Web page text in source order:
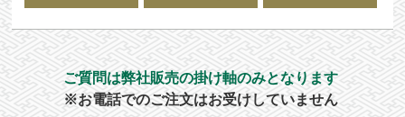
ご質問は弊社販売の掛け軸のみとなります
※お電話でのご注文はお受けしていません